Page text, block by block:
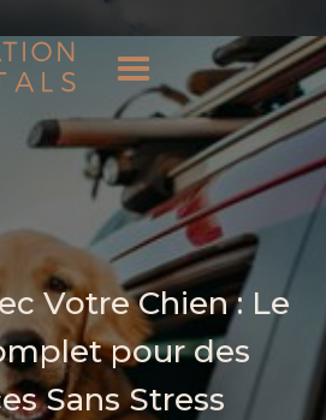
Votre Chien : Le
pour des
Sans Stress